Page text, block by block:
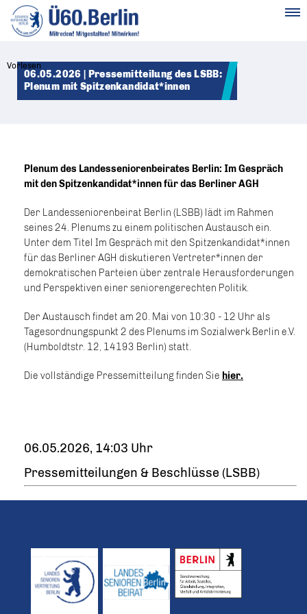
Vorlesen
06.05.2026 | Pressemitteilung des LSBB:
Plenum mit Spitzenkandidat*innen
Plenum des Landesseniorenbeirates Berlin: Im Gespräch
mit den Spitzenkandidat*innen für das Berliner AGH
Der Landesseniorenbeirat Berlin (LSBB) lädt im Rahmen
seines 24. Plenums zu einem politischen Austausch ein.
Unter dem Titel Im Gespräch mit den Spitzenkandidat*innen
für das Berliner AGH diskutieren Vertreter*innen der
demokratischen Parteien über zentrale Herausforderungen
und Perspektiven einer seniorengerechten Politik.
Der Austausch findet am 20. Mai von 10:30 - 12 Uhr als
Tagesordnungspunkt 2 des Plenums im Sozialwerk Berlin e.V.
(Humboldtstr. 12, 14193 Berlin) statt.
Die vollständige Pressemitteilung finden Sie hier.
06.05.2026, 14:03 Uhr
Pressemitteilungen & Beschlüsse (LSBB)